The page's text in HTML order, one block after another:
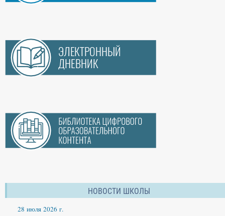
НОВОСТИ ШКОЛЫ
28 июля 2026 г.